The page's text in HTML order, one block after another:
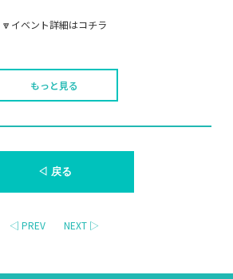
🔽イベント詳細はコチラ
もっと見る
◁ 戻る
◁ PREV NEXT ▷